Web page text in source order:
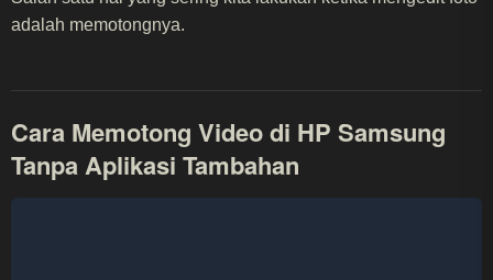
adalah memotongnya.
Cara Memotong Video di HP Samsung
Tanpa Aplikasi Tambahan